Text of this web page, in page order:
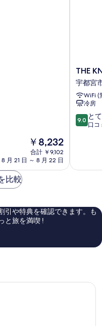
現
在
の
￥8,232
合計 ￥9,102
8 月 21 日 ～ 8 月 22 日
THE
KNOT
宇
都
宮
市
THE
宇都宮
WiFi (
冷房
10
段
て
ら
し
9.0 と
口コ
比較
引や特典を確認できます。も
と旅を満喫 !